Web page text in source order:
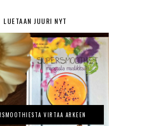
LUETAAN JUURI NYT
VIRTAA ARKEEN